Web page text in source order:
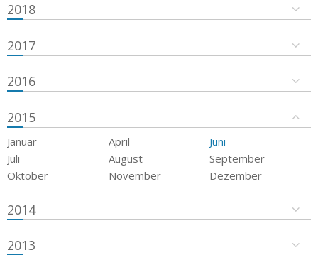
2018
2017
2016
2015
Januar April
Juni
Juli
August
September
Oktober
November Dezember
2014
2013